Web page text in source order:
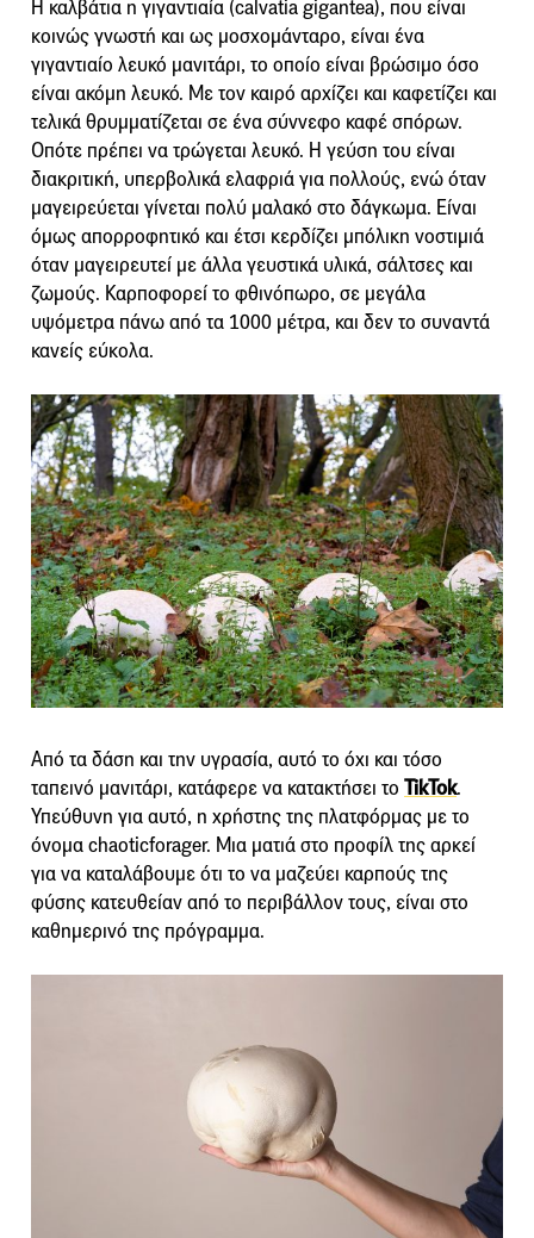
Η καλβάτια η γιγαντιαία (calvatia gigantea), που είναι
κοινώς γνωστή και ως μοσχομάνταρο, είναι ένα
γιγαντιαίο λευκό μανιτάρι, το οποίο είναι βρώσιμο όσο
είναι ακόμη λευκό. Με τον καιρό αρχίζει και καφετίζει και
τελικά θρυμματίζεται σε ένα σύννεφο καφέ σπόρων.
Οπότε πρέπει να τρώγεται λευκό. H γεύση του είναι
διακριτική, υπερβολικά ελαφριά για πολλούς, ενώ όταν
μαγειρεύεται γίνεται πολύ μαλακό στο δάγκωμα. Είναι
όμως απορροφητικό και έτσι κερδίζει μπόλικη νοστιμιά
όταν μαγειρευτεί με άλλα γευστικά υλικά, σάλτσες και
ζωμούς. Καρποφορεί το φθινόπωρο, σε μεγάλα
υψόμετρα πάνω από τα 1000 μέτρα, και δεν το συναντά
κανείς εύκολα.
Από τα δάση και την υγρασία, αυτό το όχι και τόσο
ταπεινό μανιτάρι, κατάφερε να κατακτήσει το TikTok.
Υπεύθυνη για αυτό, η χρήστης της πλατφόρμας με το
όνομα chaoticforager. Μια ματιά στο προφίλ της αρκεί
για να καταλάβουμε ότι το να μαζεύει καρπούς της
φύσης κατευθείαν από το περιβάλλον τους, είναι στο
καθημερινό της πρόγραμμα.